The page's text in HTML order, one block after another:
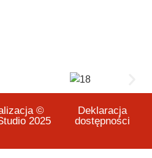
©
2025
Deklaracja
dostępności